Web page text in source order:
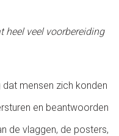
heel veel voorbereiding
dat mensen zich konden
en beantwoorden
de vlaggen, de posters,